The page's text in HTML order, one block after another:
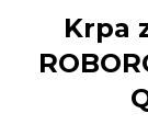
Krpa